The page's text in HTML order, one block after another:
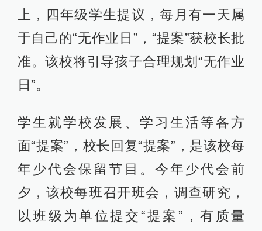
上，四年级学生提议，每月有一天属
于自己的“无作业日”，“提案”获校长批
准。该校将引导孩子合理规划“无作业
日”。
学生就学校发展、学习生活等各方
面“提案”，校长回复“提案”，是该校每
年少代会保留节目。今年少代会前
夕，该校每班召开班会，调查研究，
以班级为单位提交“提案”，有质量